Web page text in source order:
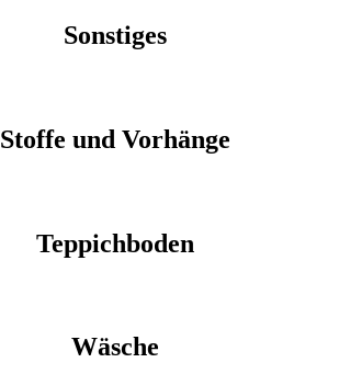
Sonstiges
Stoffe und Vorhänge
Teppichboden
Wäsche